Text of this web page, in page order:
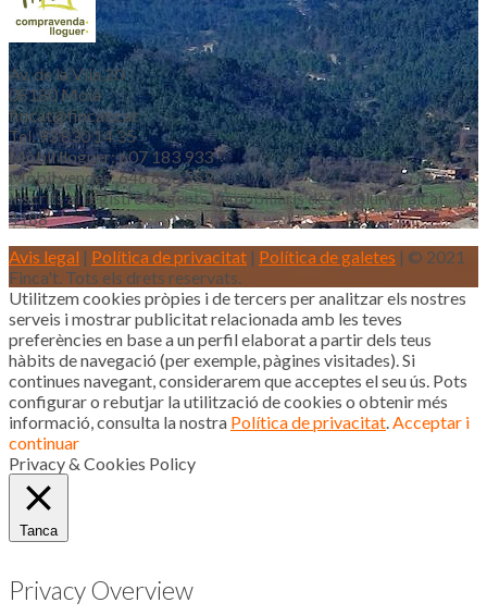
Av. de la Vila 20
08180 Moià
fincat@fincat.cat
Tel. 93 830 14 35
Mòbil lloguer: 607 183 933
Mòbil vendes: 646 853 559
Inscrits al registre d’agents immobiliaris de Catalunya aicat
4188
Avis legal | Política de privacitat | Política de galetes | © 2021
Finca't. Tots els drets reservats.
Utilitzem cookies pròpies i de tercers per analitzar els nostres
serveis i mostrar publicitat relacionada amb les teves
preferències en base a un perfil elaborat a partir dels teus
hàbits de navegació (per exemple, pàgines visitades). Si
continues navegant, considerarem que acceptes el seu ús. Pots
configurar o rebutjar la utilització de cookies o obtenir més
informació, consulta la nostra Política de privacitat Acceptar i
continuar
Privacy & Cookies Policy
Tanca
Privacy Overview